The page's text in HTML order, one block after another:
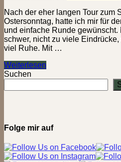
Nach der eher langen Tour zum
Ostersonntag, hatte ich mir für
und einfache Runde gewünscht.
schwer, nicht zu viele
viel Ruhe. Mit …
Clever
Schlucht
Burg
Weiterlesen
Suchen
Folge mir auf